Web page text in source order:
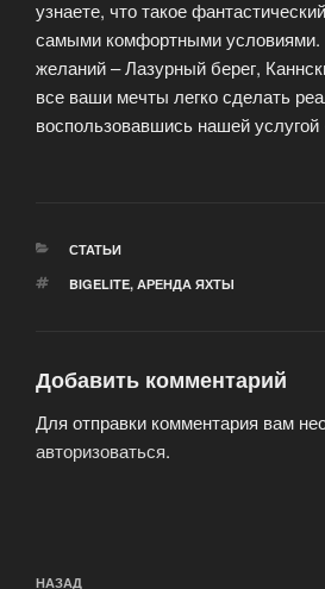
узнаете, что такое
самыми комфортными условиями.
желаний – Лазурный берег,
все ваши мечты легко сделать
воспользовавшись нашей услугой
РУБРИКИ
СТАТЬИ
МЕТКИ
BIGELITE, АРЕНДА ЯХТЫ
Добавить комментарий
Для отправки комментария вам
авторизоваться.
НАЗАД